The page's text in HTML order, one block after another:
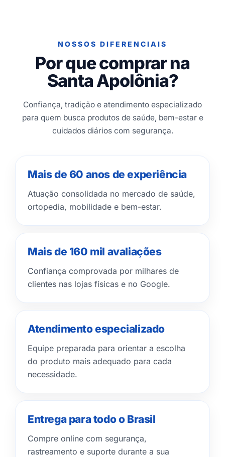
NOSSOS DIFERENCIAIS
Por que comprar na
Santa Apolônia?
Confiança, tradição e atendimento especializado
para quem busca produtos de saúde, bem-estar e
cuidados diários com segurança.
Mais de 60 anos de experiência
Atuação consolidada no mercado de saúde,
ortopedia, mobilidade e bem-estar.
Mais de 160 mil avaliações
Confiança comprovada por milhares de
clientes nas lojas físicas e no Google.
Atendimento especializado
Equipe preparada para orientar a escolha
do produto mais adequado para cada
necessidade.
Entrega para todo o Brasil
Compre online com segurança,
rastreamento e suporte durante a sua